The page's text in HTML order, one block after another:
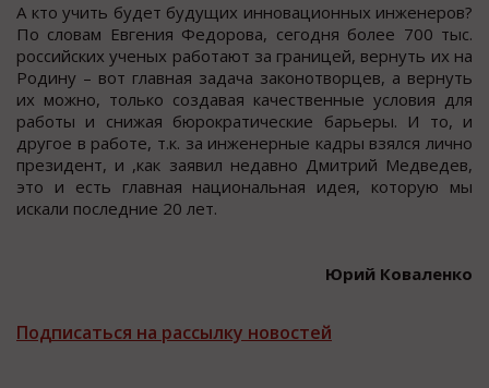
А кто учить будет будущих инновационных инженеров?
По словам Евгения Федорова, сегодня более 700 тыс.
российских ученых работают за границей, вернуть их на
Родину – вот главная задача законотворцев, а вернуть
их можно, только создавая качественные условия для
работы и снижая бюрократические барьеры. И то, и
другое в работе, т.к. за инженерные кадры взялся лично
президент, и ,как заявил недавно Дмитрий Медведев,
это и есть главная национальная идея, которую мы
искали последние 20 лет.
Юрий Коваленко
Подписаться на рассылку новостей